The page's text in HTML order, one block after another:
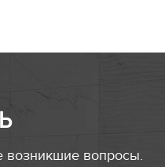
возникшие вопросы.